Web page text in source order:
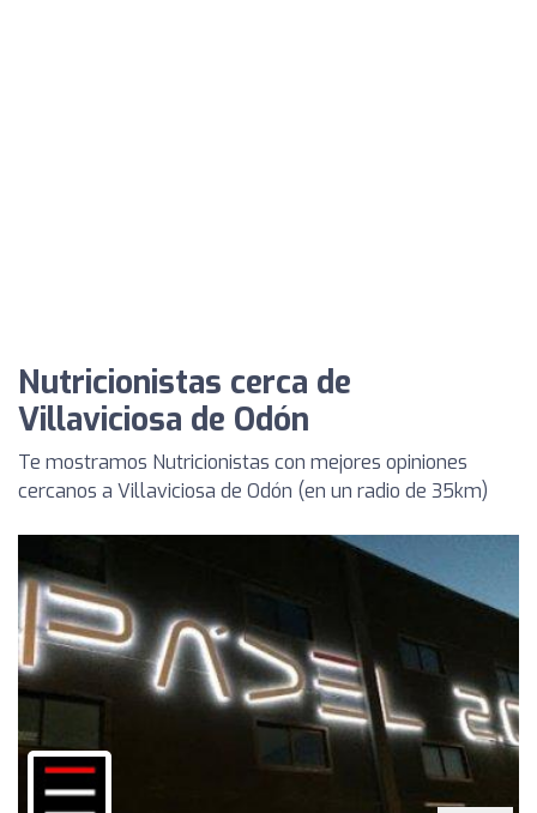
Nutricionistas cerca de
Villaviciosa de Odón
Te mostramos Nutricionistas con mejores opiniones
cercanos a Villaviciosa de Odón (en un radio de 35km)